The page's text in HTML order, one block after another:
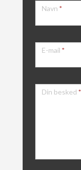
Navn *
E-mail *
Din besked *